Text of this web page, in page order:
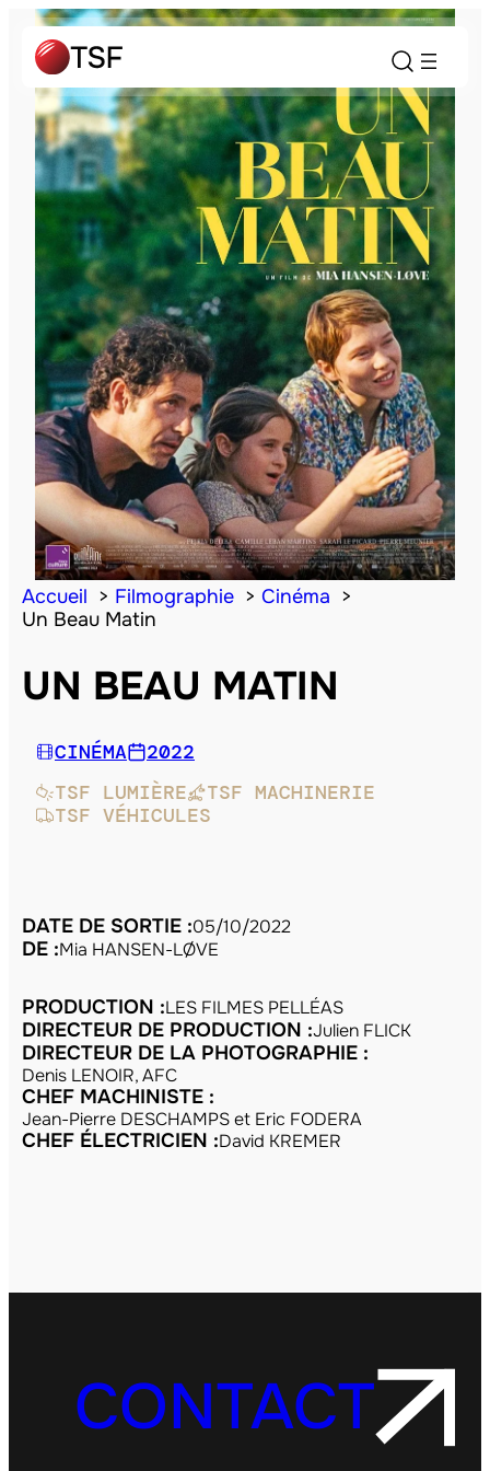
Accueil Filmographie
Cinéma
Un Beau Matin
UN BEAU MATIN
CINÉMA
2022
TSF LUMIÈRE
TSF MACHINERIE
TSF VÉHICULES
DATE DE SORTIE :05/10/2022
DE :Mia HANSEN-LØVE
PRODUCTION :LES FILMES PELLÉAS
DIRECTEUR DE PRODUCTION :Julien FLICK
DIRECTEUR DE LA PHOTOGRAPHIE :
Denis LENOIR, AFC
CHEF MACHINISTE :
Jean-Pierre DESCHAMPS et Eric FODERA
CHEF ÉLECTRICIEN :David KREMER
CONTACT